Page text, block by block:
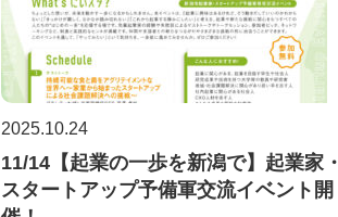
2025.10.24
11/14【起業の一歩を新潟で】起業家・
スタートアップ予備軍交流イベント開